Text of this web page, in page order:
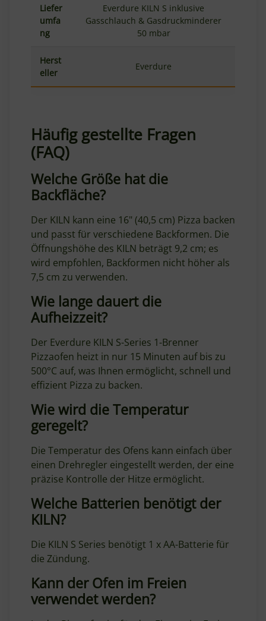
Liefer
umfa
ng
Everdure KILN S inklusive
Gasschlauch & Gasdruckminderer
50 mbar
Herst
eller
Everdure
Häufig gestellte Fragen
(FAQ)
Welche Größe hat die
Backfläche?
Der KILN kann eine 16" (40,5 cm) Pizza backen
und passt für verschiedene Backformen. Die
Öffnungshöhe des KILN beträgt 9,2 cm; es
wird empfohlen, Backformen nicht höher als
7,5 cm zu verwenden.
Wie lange dauert die
Aufheizzeit?
Der Everdure KILN S-Series 1-Brenner
Pizzaofen heizt in nur 15 Minuten auf bis zu
500°C auf, was Ihnen ermöglicht, schnell und
effizient Pizza zu backen.
Wie wird die Temperatur
geregelt?
Die Temperatur des Ofens kann einfach über
einen Drehregler eingestellt werden, der eine
präzise Kontrolle der Hitze ermöglicht.
Welche Batterien benötigt der
KILN?
Die KILN S Series benötigt 1 x AA-Batterie für
die Zündung.
Kann der Ofen im Freien
verwendet werden?